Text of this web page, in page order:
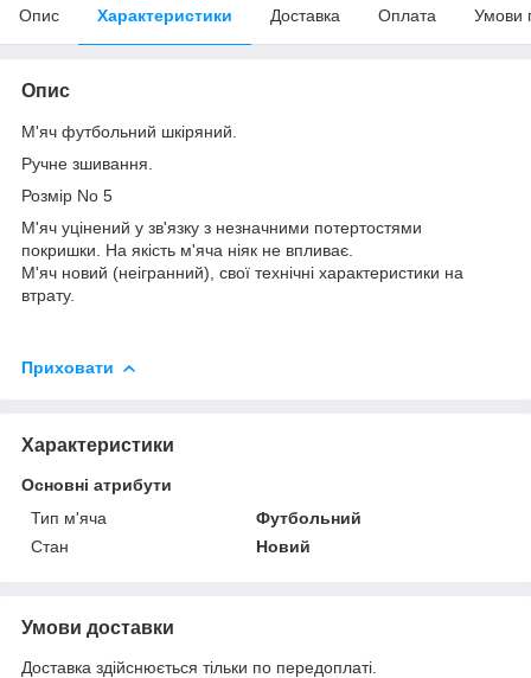
Опис Характеристики Доставка Оплата Умови
Опис
М'яч футбольний шкіряний.
Ручне зшивання.
Розмір No 5
М'яч уцінений у зв'язку з незначними потертостями
покришки. На якість м'яча ніяк не впливає.
М'яч новий (неігранний), свої технічні характеристики на
втрату.
Приховати
Характеристики
Основні атрибути
Тип м'яча
Футбольний
Стан
Новий
Умови доставки
Доставка здійснюється тільки по передоплаті.